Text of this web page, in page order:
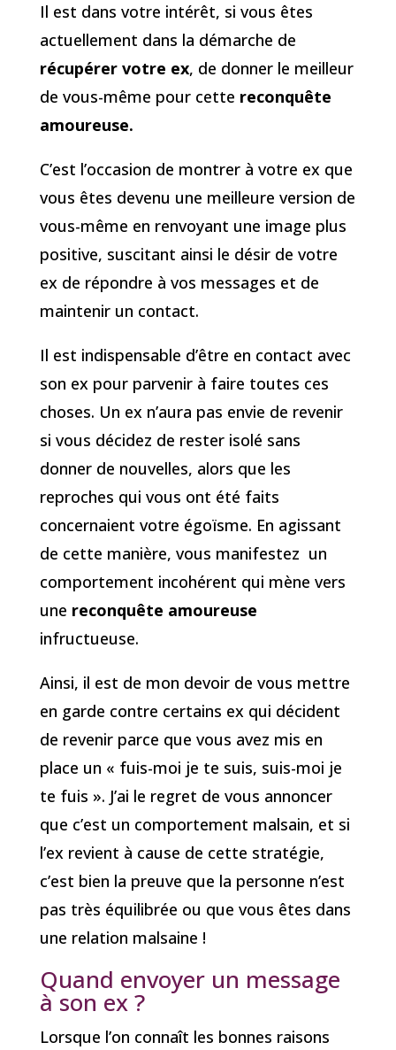
Il est dans votre intérêt, si vous êtes
actuellement dans la démarche de
récupérer votre ex, de donner le meilleur
de vous-même pour cette reconquête
amoureuse.
C’est l’occasion de montrer à votre ex que
vous êtes devenu une meilleure version de
vous-même en renvoyant une image plus
positive, suscitant ainsi le désir de votre
ex de répondre à vos messages et de
maintenir un contact.
Il est indispensable d’être en contact avec
son ex pour parvenir à faire toutes ces
choses. Un ex n’aura pas envie de revenir
si vous décidez de rester isolé sans
donner de nouvelles, alors que les
reproches qui vous ont été faits
concernaient votre égoïsme. En agissant
de cette manière, vous manifestez un
comportement incohérent qui mène vers
une reconquête amoureuse
infructueuse.
Ainsi, il est de mon devoir de vous mettre
en garde contre certains ex qui décident
de revenir parce que vous avez mis en
place un « fuis-moi je te suis, suis-moi je
te fuis ». J’ai le regret de vous annoncer
que c’est un comportement malsain, et si
l’ex revient à cause de cette stratégie,
c’est bien la preuve que la personne n’est
pas très équilibrée ou que vous êtes dans
une relation malsaine !
Quand envoyer un message
à son ex ?
Lorsque l’on connaît les bonnes raisons